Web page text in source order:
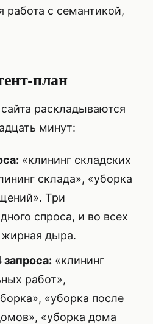
с семантикой,
план
раскладываются
минут:
«клининг складских
склада», «уборка
Три
спроса, и во всех
дыра.
«клининг
работ»,
«уборка после
«уборка дома